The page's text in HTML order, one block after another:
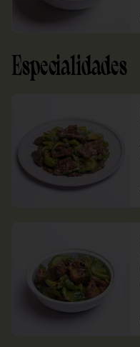
Especialidades